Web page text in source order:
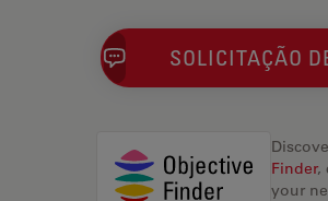
SOLICITAÇÃO
Finder,
your